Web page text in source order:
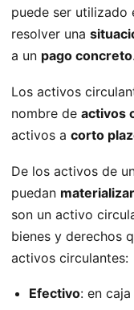
puede ser utilizado
resolver una
a un pago concreto.
Los activos
nombre de activos
activos a corto
De los activos de
puedan
son un activo
bienes y derechos
activos circulantes:
Efectivo: en